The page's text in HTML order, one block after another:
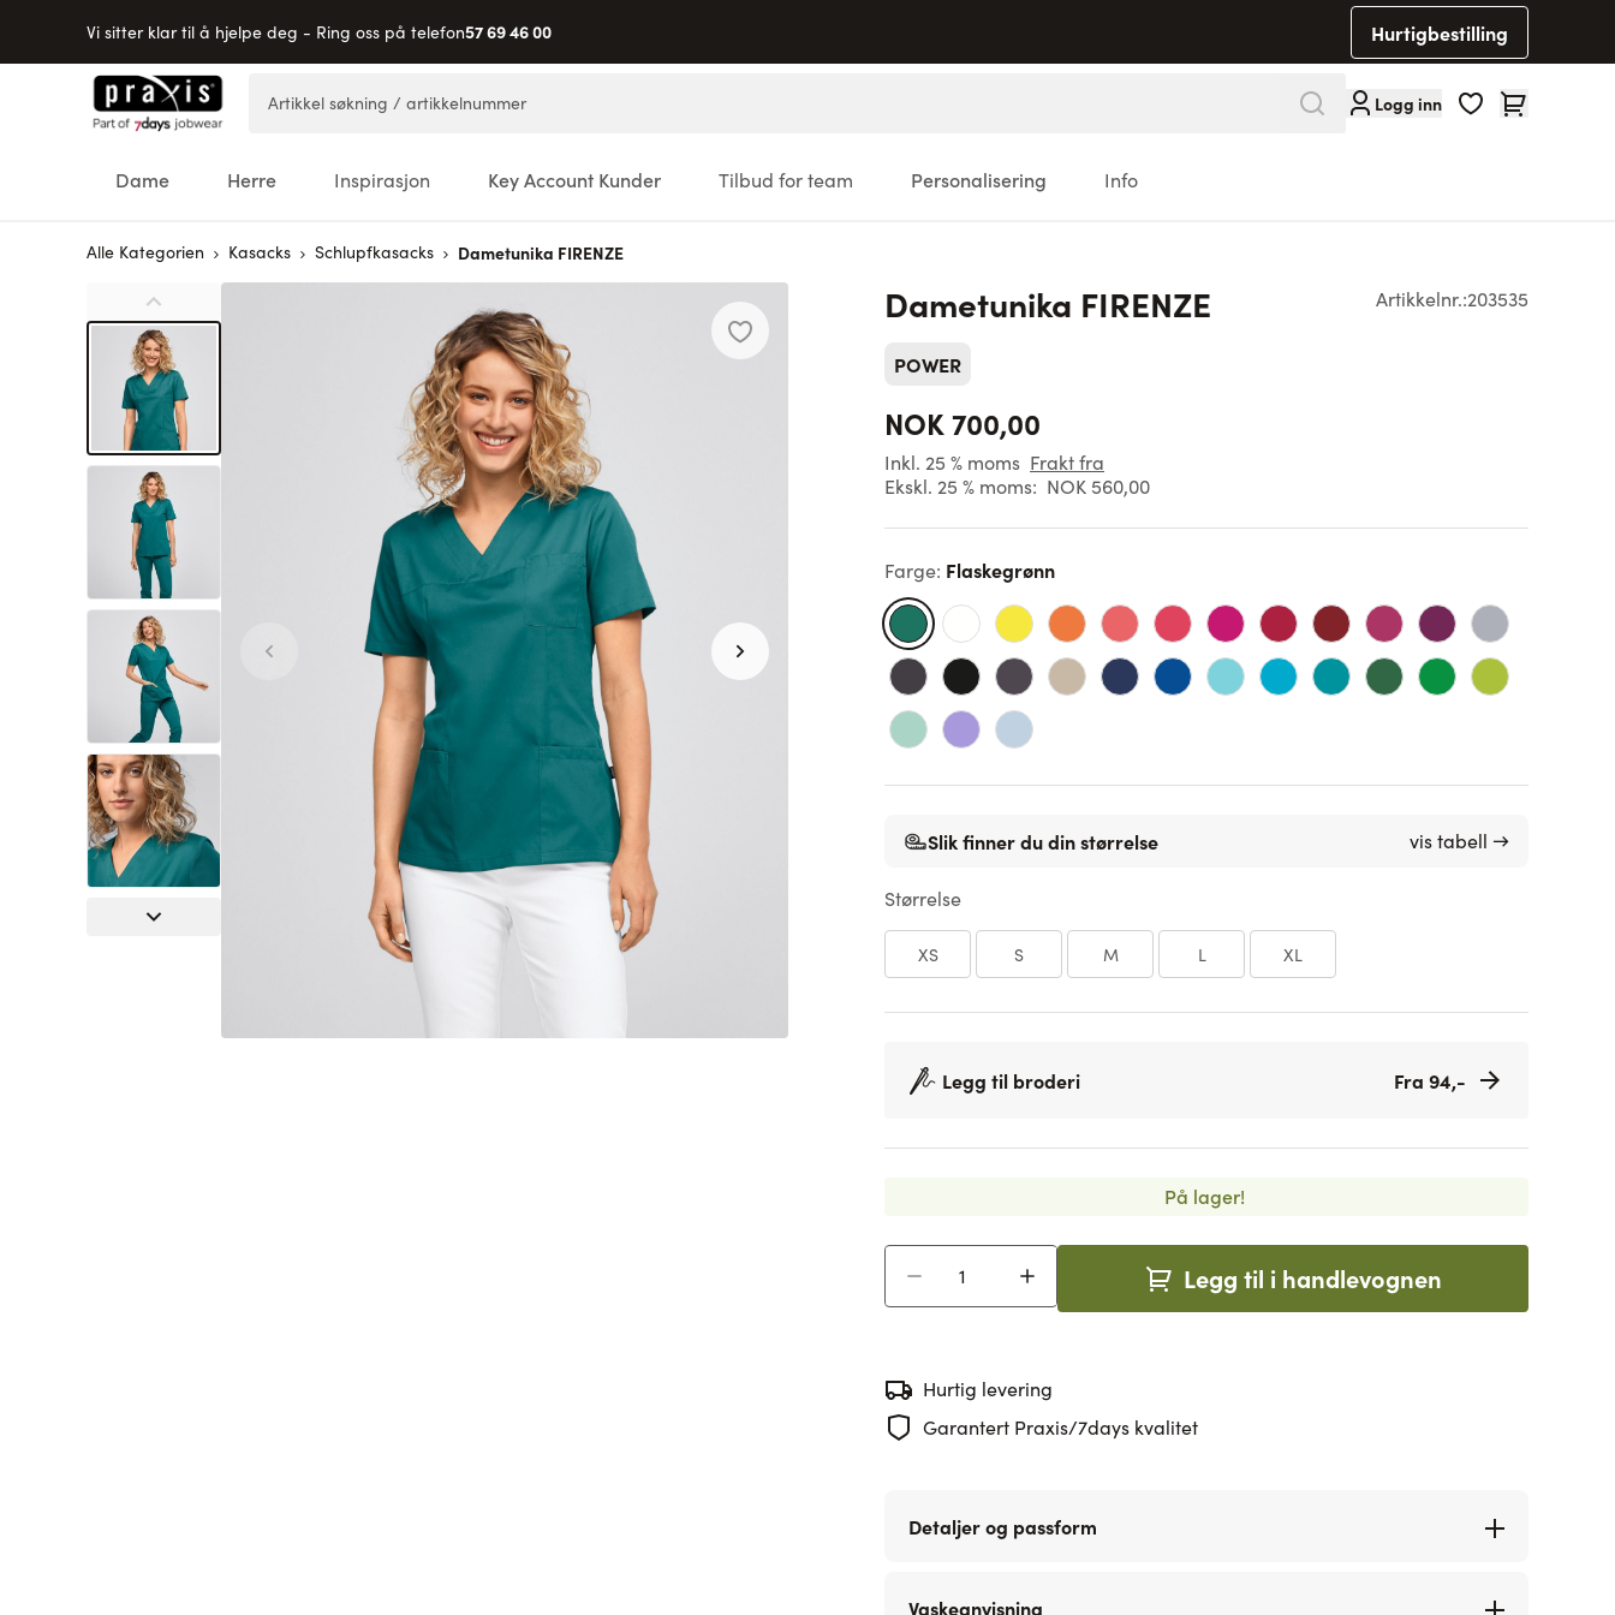
Vi sitter klar til å hjelpe deg - Ring oss på telefon57 69 46 00 Hurtigbestilling
Hopp til innhold
Logg inn Cart
Dame Herre Inspirasjon Key Account Kunder Tilbud for team Personalisering Info
Alle Kategorien Kasacks Schlupfkasacks Dametunika FIRENZE
Artikkelnr.:203535
Dametunika FIRENZE
POWER
NOK 700,00
Inkl. 25 % moms Frakt fra
Ekskl. 25 % moms: NOK 560,00
Farge: Flaskegrønn
Slik finner du din størrelse vis tabell →
Størrelse
XS S M L XL
Legg til broderi Fra 94,-
På lager!
Legg til i handlevognen
Hurtig levering
Garantert Praxis/7days kvalitet
Detaljer og passform
Vaskeanvisning